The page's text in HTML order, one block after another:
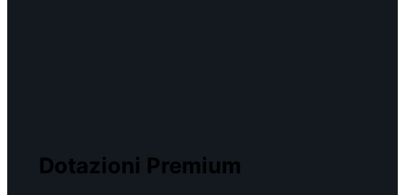
Dotazioni Premium